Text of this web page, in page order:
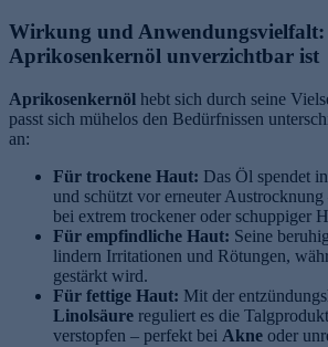
Wirkung und
Aprikosenkernöl unverzichtbar ist
Aprikosenkernöl hebt sich durch seine
passt sich mühelos den Bedürfnissen
an:
Für trockene Haut: Das Öl spendet
und schützt vor erneuter Austrocknung
bei extrem trockener oder schuppiger
Für empfindliche Haut: Seine
lindern Irritationen und Rötungen,
gestärkt wird.
Für fettige Haut: Mit der
Linolsäure reguliert es die
verstopfen – perfekt bei Akne oder